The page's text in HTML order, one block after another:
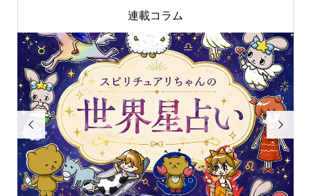
連載コラム
 